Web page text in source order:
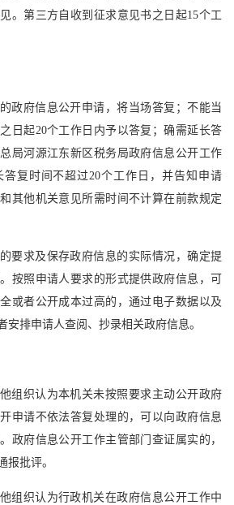
。第三方自收到征求意见书之日起15个工
政府信息公开申请，将当场答复；不能当
日起20个工作日内予以答复；确需延长答
局河源江东新区税务局政府信息公开工作
复时间不超过20个工作日，并告知申请
其他机关意见所需时间不计算在前款规定
要求及保存政府信息的实际情况，确定提
按照申请人要求的形式提供政府信息，可
或者公开成本过高的，通过电子数据以及
安排申请人查阅、抄录相关政府信息。
组织认为本机关未按照要求主动公开政府
申请不依法答复处理的，可以向政府信息
政府信息公开工作主管部门查证属实的，
报批评。
组织认为行政机关在政府信息公开工作中